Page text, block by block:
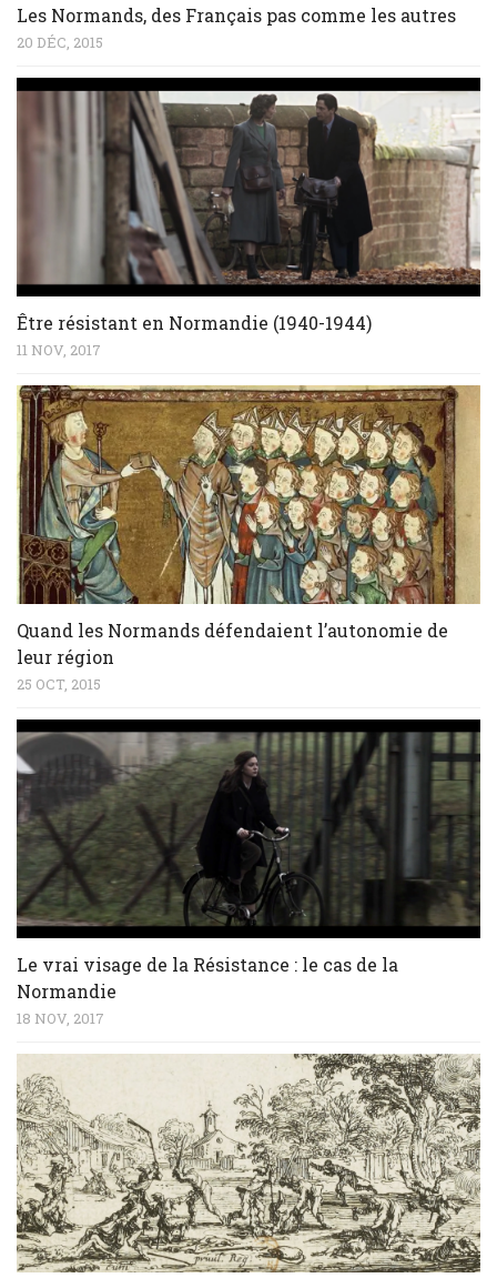
Les Normands, des Français pas comme les autres
20 DÉC, 2015
Être résistant en Normandie (1940-1944)
11 NOV, 2017
Quand les Normands défendaient l’autonomie de
leur région
25 OCT, 2015
Le vrai visage de la Résistance : le cas de la
Normandie
18 NOV, 2017